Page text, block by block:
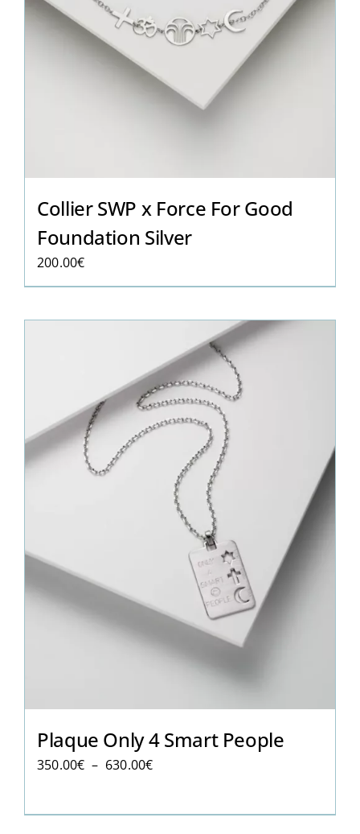
Collier SWP x Force For Good
Foundation Silver
200.00€
Plaque Only 4 Smart People
350.00€ – 630.00€Plage